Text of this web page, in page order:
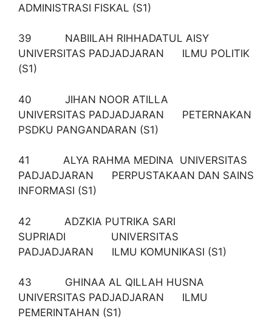
ADMINISTRASI FISKAL (S1)
39 NABIILAH RIHHADATUL AISY
UNIVERSITAS PADJADJARAN ILMU POLITIK
(S1)
40 JIHAN NOOR ATILLA
UNIVERSITAS PADJADJARAN PETERNAKAN
PSDKU PANGANDARAN (S1)
41 ALYA RAHMA MEDINA UNIVERSITAS
PADJADJARAN PERPUSTAKAAN DAN SAINS
INFORMASI (S1)
42 ADZKIA PUTRIKA SARI
SUPRIADI UNIVERSITAS
PADJADJARAN ILMU KOMUNIKASI (S1)
43 GHINAA AL QILLAH HUSNA
UNIVERSITAS PADJADJARAN ILMU
PEMERINTAHAN (S1)